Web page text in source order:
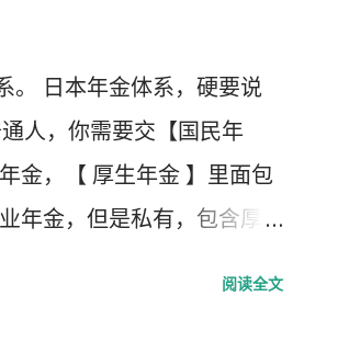
。 日本年金体系，硬要说
人，你需要交【国民年
金，【 厚生年金 】里面包
年金，但是私有，包含厚
阅读全文